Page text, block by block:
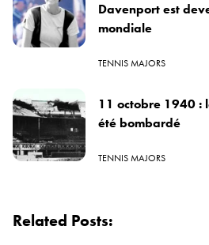
Davenport est
mondiale
TENNIS MAJORS
11 octobre 1940 :
été bombardé
TENNIS MAJORS
Related Posts: